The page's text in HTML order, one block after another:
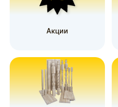
Акции